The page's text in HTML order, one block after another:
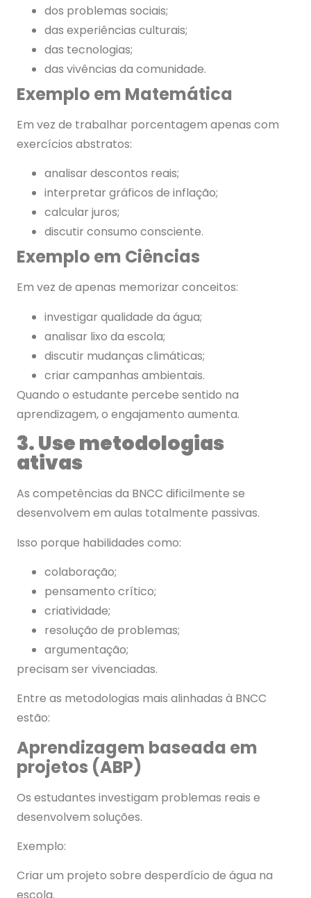
dos problemas sociais;
das experiências culturais;
das tecnologias;
das vivências da comunidade.
Exemplo em Matemática
Em vez de trabalhar porcentagem apenas com
exercícios abstratos:
analisar descontos reais;
interpretar gráficos de inflação;
calcular juros;
discutir consumo consciente.
Exemplo em Ciências
Em vez de apenas memorizar conceitos:
investigar qualidade da água;
analisar lixo da escola;
discutir mudanças climáticas;
criar campanhas ambientais.
Quando o estudante percebe sentido na
aprendizagem, o engajamento aumenta.
3. Use metodologias
ativas
As competências da BNCC dificilmente se
desenvolvem em aulas totalmente passivas.
Isso porque habilidades como:
colaboração;
pensamento crítico;
criatividade;
resolução de problemas;
argumentação;
precisam ser vivenciadas.
Entre as metodologias mais alinhadas à BNCC
estão:
Aprendizagem baseada em
projetos (ABP)
Os estudantes investigam problemas reais e
desenvolvem soluções.
Exemplo:
Criar um projeto sobre desperdício de água na